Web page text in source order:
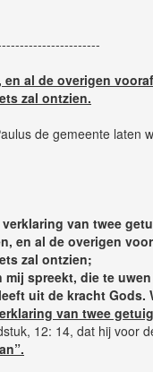
al de overigen
zal ontzien.
de gemeente
van twee
en al de overigen
zal ontzien;
spreekt, die te
uit de kracht
van twee
12: 14, dat hij voor